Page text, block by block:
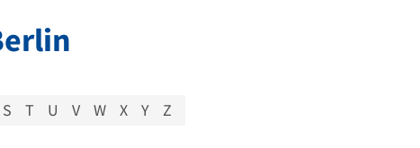
S T U V W X Y Z